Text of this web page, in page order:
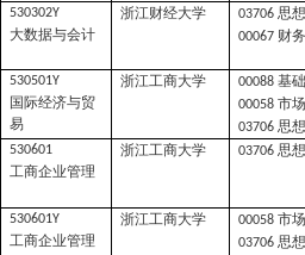
530302Y
大数据与会计
浙江财经大学 03706思
00067 财
530501Y
国际经济与贸
易
浙江工商大学 00088基
00058市
03706思
530601
工商企业管理
浙江工商大学 03706思
530601Y
工商企业管理
浙江工商大学 00058市
03706思